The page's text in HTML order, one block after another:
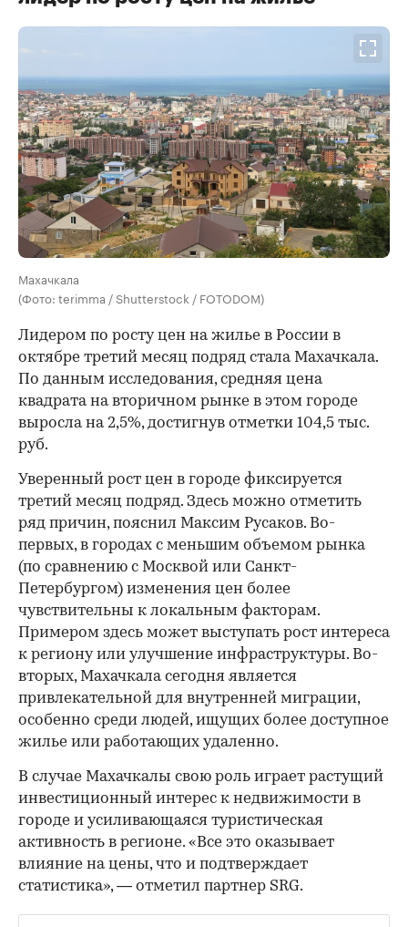
Махачкала
(Фото: terimma / Shutterstock / FOTODOM)
Лидером по росту цен на жилье в России в
октябре третий месяц подряд стала Махачкала.
По данным исследования, средняя цена
квадрата на вторичном рынке в этом городе
выросла на 2,5%, достигнув отметки 104,5 тыс.
руб.
Уверенный рост цен в городе фиксируется
третий месяц подряд. Здесь можно отметить
ряд причин, пояснил Максим Русаков. Во-
первых, в городах с меньшим объемом рынка
(по сравнению с Москвой или Санкт-
Петербургом) изменения цен более
чувствительны к локальным факторам.
Примером здесь может выступать рост интереса
к региону или улучшение инфраструктуры. Во-
вторых, Махачкала сегодня является
привлекательной для внутренней миграции,
особенно среди людей, ищущих более доступное
жилье или работающих удаленно.
В случае Махачкалы свою роль играет растущий
инвестиционный интерес к недвижимости в
городе и усиливающаяся туристическая
активность в регионе. «Все это оказывает
влияние на цены, что и подтверждает
статистика», — отметил партнер SRG.